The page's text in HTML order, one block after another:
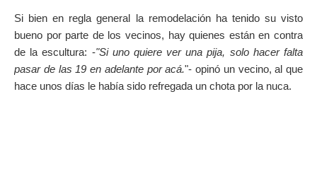
Si bien en regla general la remodelación ha tenido su visto
bueno por parte de los vecinos, hay quienes están en contra
de la escultura: -"Si uno quiere ver una pija, solo hacer falta
pasar de las 19 en adelante por acá."- opinó un vecino, al que
hace unos días le había sido refregada un chota por la nuca.